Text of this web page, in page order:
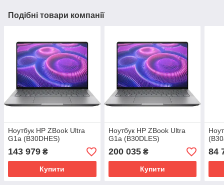
Подібні товари компанії
Ноутбук HP ZBook Ultra
G1a (B30DHES)
143 979 ₴
Купити
Ноутбук HP ZBook Ultra
G1a (B30DLES)
200 035₴
Купити
84